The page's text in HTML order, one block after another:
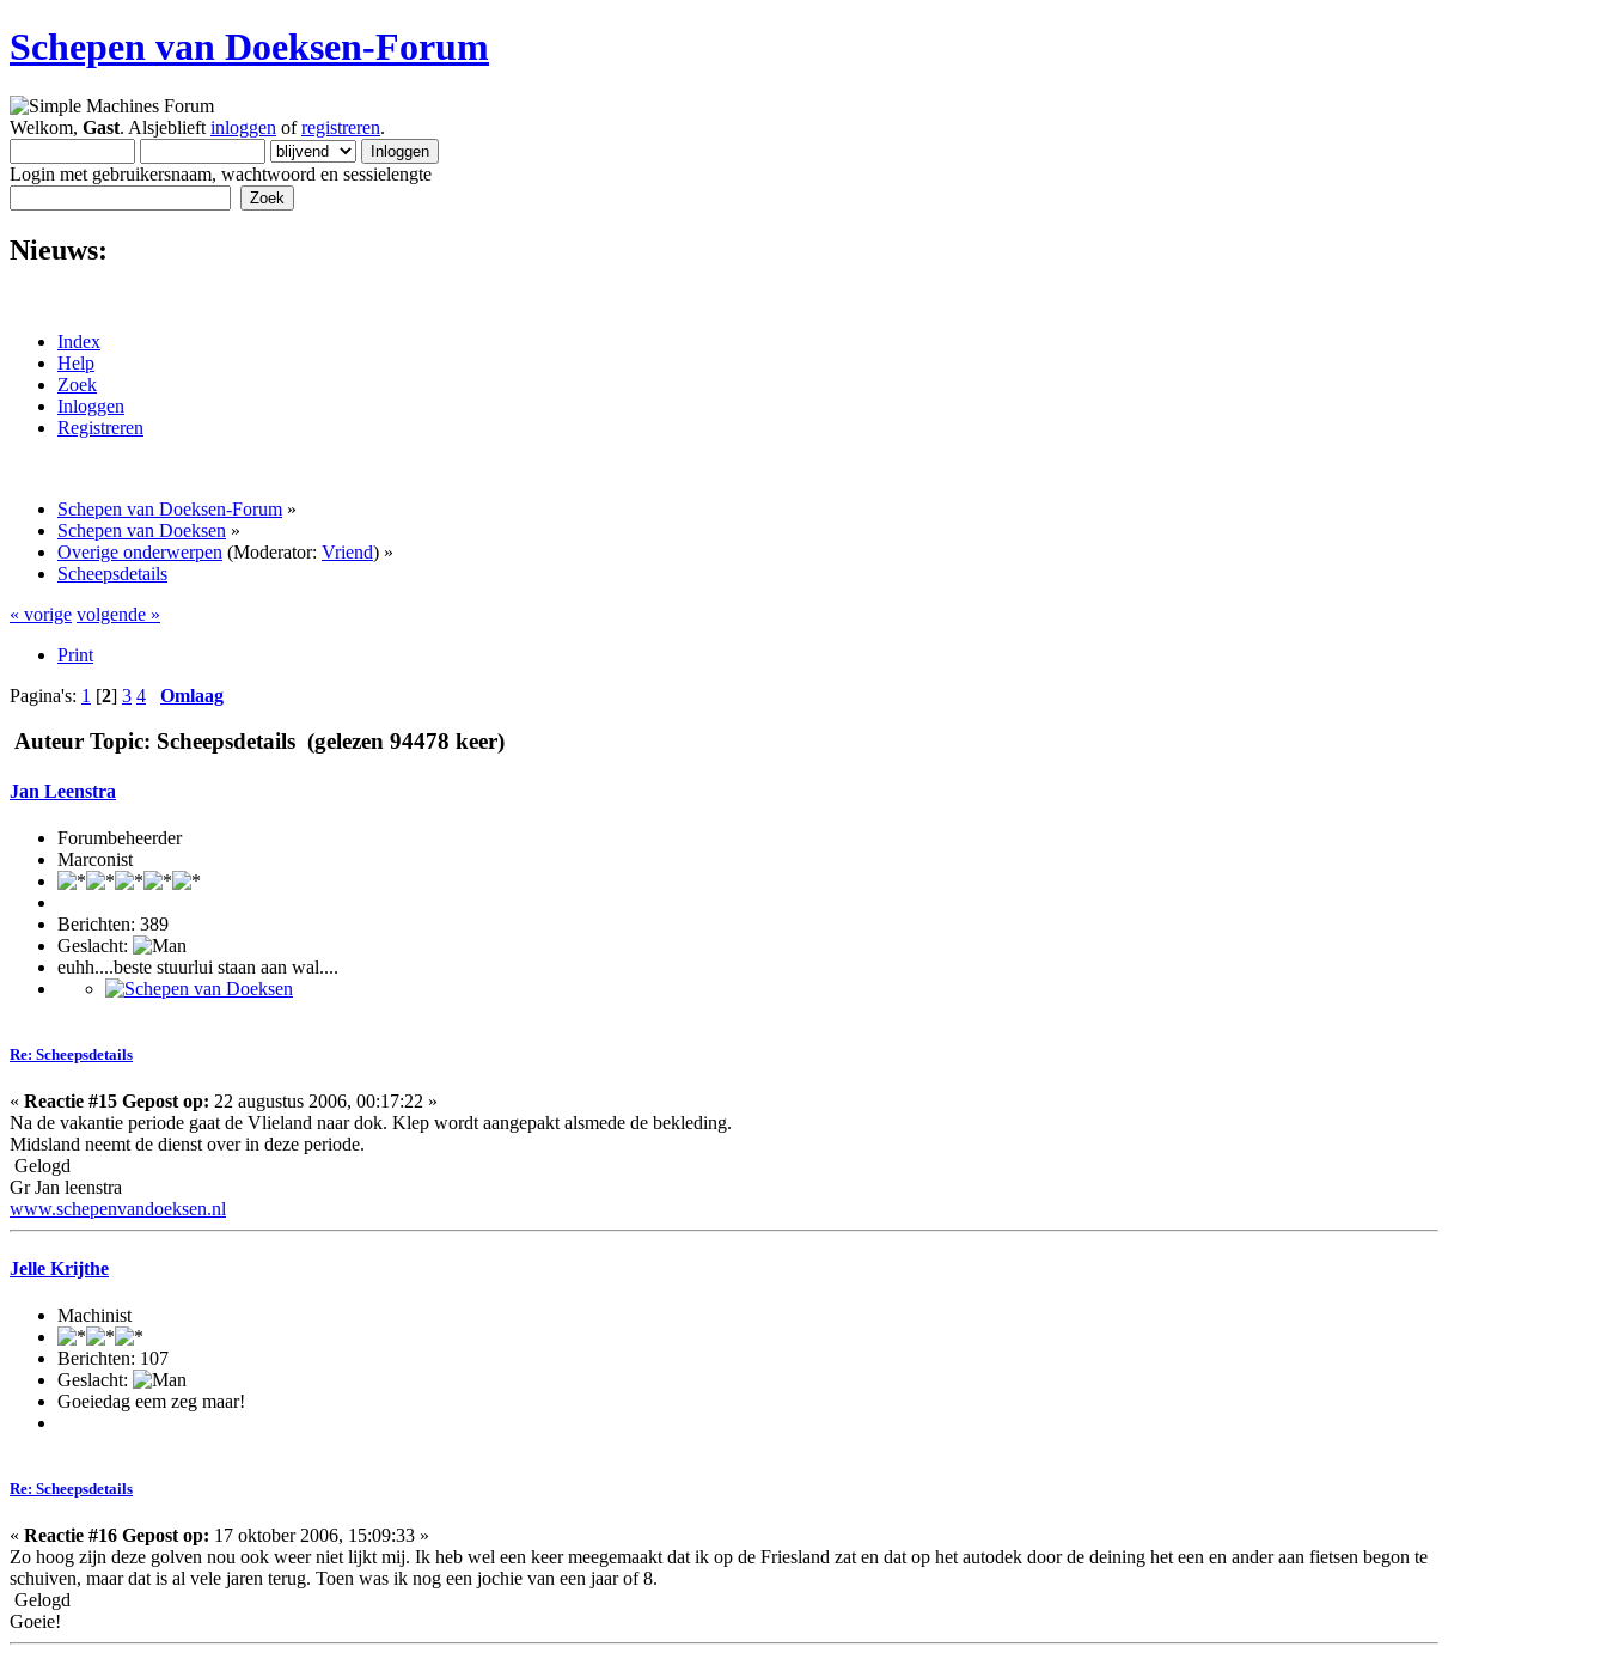
Schepen van Doeksen-Forum
Welkom, Gast. Alsjeblieft inloggen ofregistreren.
Login met gebruikersnaam, wachtwoord en sessielengte
Nieuws:
Index
Help
Zoek
Inloggen
Registreren
Schepen van Doeksen-Forum »
Schepen van Doeksen »
Overige onderwerpen (Moderator: Vriend) »
Scheepsdetails
« vorige volgende »
Print
Pagina's: 1 [2] 3 4 Omlaag
Auteur Topic: Scheepsdetails (gelezen 94478 keer)
Jan Leenstra
Forumbeheerder
Marconist
Berichten: 389
Geslacht:
euhh....beste stuurlui staan aan wal....
Re: Scheepsdetails
« Reactie #15 Gepost op: 22 augustus 2006, 00:17:22 »
Na de vakantie periode gaat de Vlieland naar dok. Klep wordt aangepakt alsmede de bekleding.
Midsland neemt de dienst over in deze periode.
Gelogd
Gr Jan leenstra
www.schepenvandoeksen.nl
Jelle Krijthe
Machinist
Berichten: 107
Geslacht:
Goeiedag eem zeg maar!
Re: Scheepsdetails
« Reactie #16 Gepost op: 17 oktober 2006, 15:09:33 »
Zo hoog zijn deze golven nou ook weer niet lijkt mij. Ik heb wel een keer meegemaakt dat ik op de Friesland zat en dat op het autodek door de deining het een en ander aan fietsen begon te
schuiven, maar dat is al vele jaren terug. Toen was ik nog een jochie van een jaar of 8.
Gelogd
Goeie!